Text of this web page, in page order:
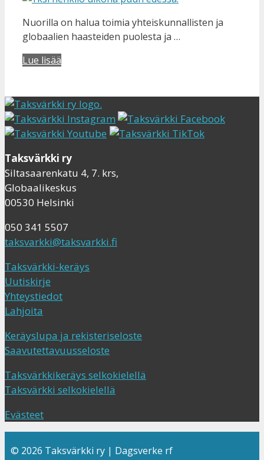
Nuorilla on halua toimia yhteiskunnallisten ja
globaalien haasteiden puolesta ja …
Lue lisää
Taksvärkki ry
Siltasaarenkatu 4, 7. krs,
Globaalikeskus
00530 Helsinki
050 341 5507
taksvarkki@taksvarkki.fi
Taksvärkki-keräys
Uutiskirje
Yhteystiedot
Lahjoita
Keräyslupa ja rekisteriseloste
Saavutettavuusseloste
Taksvärkkikeräys selkokielellä
Taksvärkki selkokielellä
Evästeet
© 2026 Taksvärkki ry | Dagsverke rf